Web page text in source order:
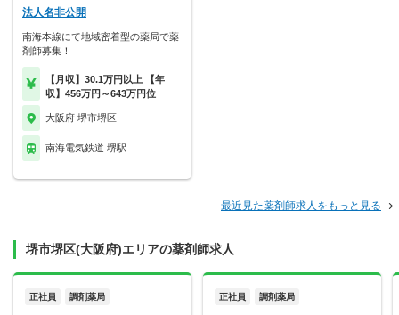
法人名非公開
南海本線にて地域密着型の薬局で薬
剤師募集！
【月収】30.1万円以上 【年
収】456万円～643万円位
大阪府 堺市堺区
南海電気鉄道 堺駅
最近見た薬剤師求人をもっと見る
堺市堺区(大阪府)エリアの薬剤師求人
正社員 調剤薬局 正社員 調剤薬局